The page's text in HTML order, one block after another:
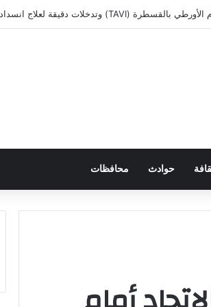
والحبس سنة عقوبة أنتحال صفه صحفي
حوادث محافظات